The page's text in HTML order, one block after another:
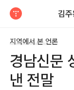
김
지역에서 본 언론
경남신문
낸 전말